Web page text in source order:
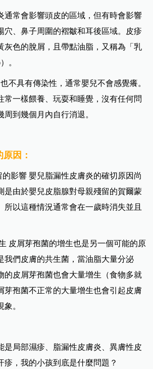
通常會影響頭皮的區域，但有時會影響
穴、鼻子周圍的褶皺和耳後區域。皮疹
灰色的脫屑，且帶點油脂，又稱為「乳
。
不具有傳染性，通常嬰兒不會感覺癢。
常一樣餵養、玩耍和睡覺，沒有任何問
周到幾個月內自行消退。
因：
的影響 嬰兒脂漏性皮膚炎的確切原因尚
是由於嬰兒皮脂腺對母親殘留的賀爾蒙
所以這種情況通常會在一歲時消失並且
皮屑芽孢菌的增生也是另一個可能的原
我們皮膚的共生菌，當油脂大量分泌
的皮屑芽孢菌也會大量增生（食物多就
芽孢菌不正常的大量增生也會引起皮膚
。
是局部濕疹、脂漏性皮膚炎、異膚性皮
疹，我的小孩到底是什麼問題？